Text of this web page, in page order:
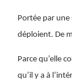
Portée par
déploient. De
Parce qu’elle
qu’il y a à